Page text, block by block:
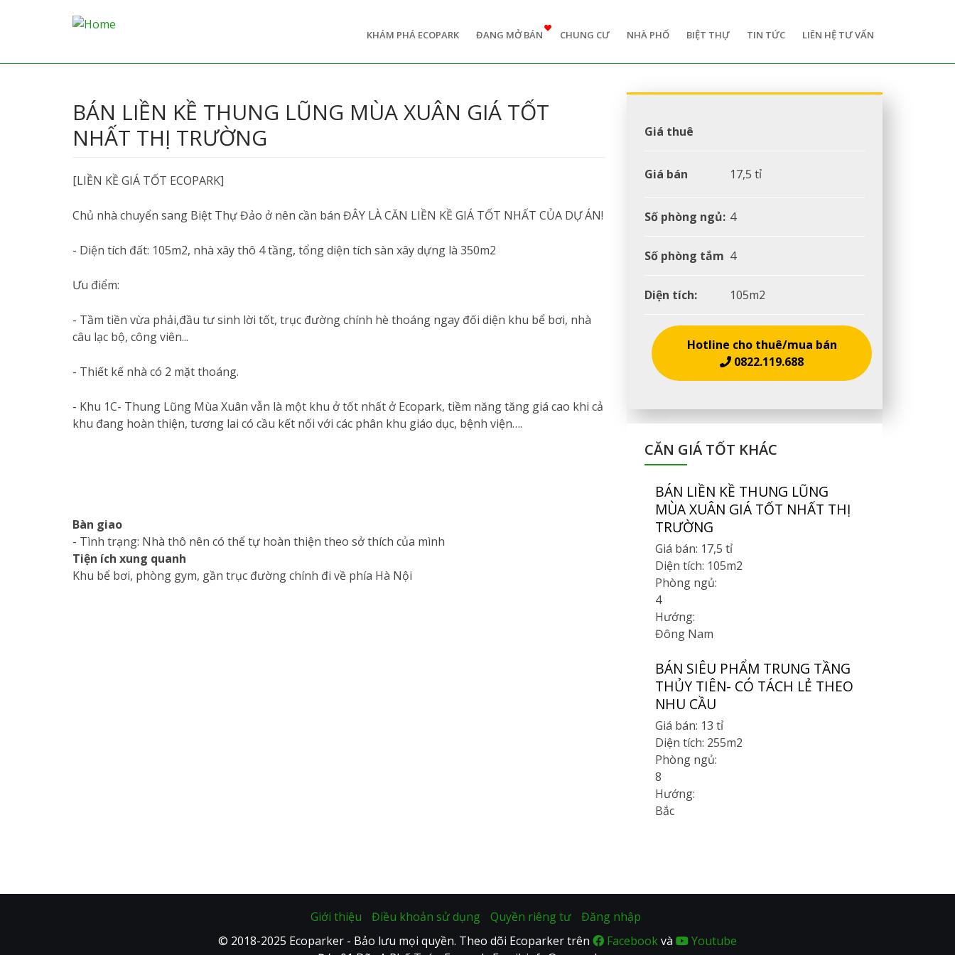
navigationKHÁM PHÁ ECOPARK ĐANG MỞ BÁN CHUNG CƯ NHÀ PHỐ BIỆT THỰ TIN TỨC LIÊN HỆ TƯ VẤN
BÁN LIỀN KỀ THUNG LŨNG MÙA XUÂN GIÁ TỐT
NHẤT THỊ TRƯỜNG
[LIỀN KỀ GIÁ TỐT ECOPARK]
Chủ nhà chuyển sang Biệt Thự Đảo ở nên cần bán ĐÂY LÀ CĂN LIỀN KỀ GIÁ TỐT NHẤT CỦA DỰ ÁN!
- Diện tích đất: 105m2, nhà xây thô 4 tầng, tổng diện tích sàn xây dựng là 350m2
Ưu điểm:
- Tầm tiền vừa phải,đầu tư sinh lời tốt, trục đường chính hè thoáng ngay đối diện khu bể bơi, nhà
câu lạc bộ, công viên...
- Thiết kế nhà có 2 mặt thoáng.
- Khu 1C- Thung Lũng Mùa Xuân vẫn là một khu ở tốt nhất ở Ecopark, tiềm năng tăng giá cao khi cả
khu đang hoàn thiện, tương lai có cầu kết nối với các phân khu giáo dục, bệnh viện….
Bàn giao
- Tình trạng: Nhà thô nên có thể tự hoàn thiện theo sở thích của mình
Tiện ích xung quanh
Khu bể bơi, phòng gym, gần trục đường chính đi về phía Hà Nội
Giá thuê
Giá bán 17,5 tỉ
Số phòng ngủ: 4
Số phòng tắm 4
Diện tích: 105m2
Hotline cho thuê/mua bán
0822.119.688
CĂN GIÁ TỐT KHÁC
BÁN LIỀN KỀ THUNG LŨNG
MÙA XUÂN GIÁ TỐT NHẤT THỊ
TRƯỜNG
Giá bán: 17,5 tỉ
Diện tích: 105m2
Phòng ngủ:
4
Hướng:
Đông Nam
BÁN SIÊU PHẨM TRUNG TẦNG
THỦY TIÊN- CÓ TÁCH LẺ THEO
NHU CẦU
Giá bán: 13 tỉ
Diện tích: 255m2
Phòng ngủ:
8
Hướng:
Bắc
Giới thiệu Điều khoản sử dụng Quyền riêng tư
Đăng nhập
© 2018-2025 Ecoparker - Bảo lưu mọi quyền. Theo dõi Ecoparker trên
Facebookvà
Youtube